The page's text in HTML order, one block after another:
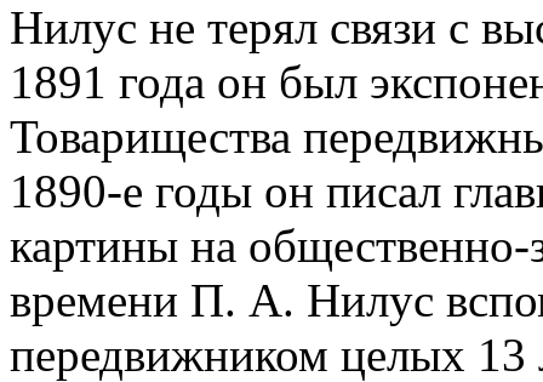
Нилус не терял связи с
1891 года он был
Товарищества
1890-е годы он писал
картины на
времени П. А. Нилус
передвижником целых 13